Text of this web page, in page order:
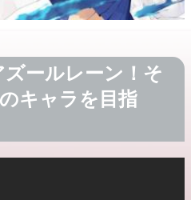
ールレーン！そ
キャラを目指